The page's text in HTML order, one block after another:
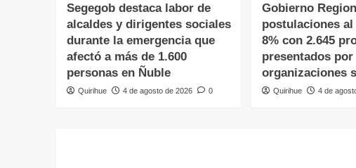
Segegob destaca labor de
alcaldes y dirigentes sociales
durante la emergencia que
afectó a más de 1.600
personas en Ñuble
Quirihue 4 de agosto de 2026 0
Gobierno
postulaciones
8% con 2.645
presentados por
organizaciones
Quirihue 4 de